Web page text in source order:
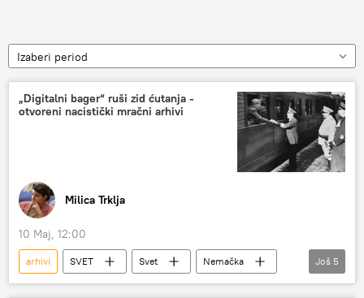
Izaberi period
„Digitalni bager“ ruši zid ćutanja -
otvoreni nacistički mračni arhivi
Milica Trklja
10 Maj, 12:00
arhivi SVET Svet
Nemačka
Amerika
Nacisti
Adolf Hitler
Još 5